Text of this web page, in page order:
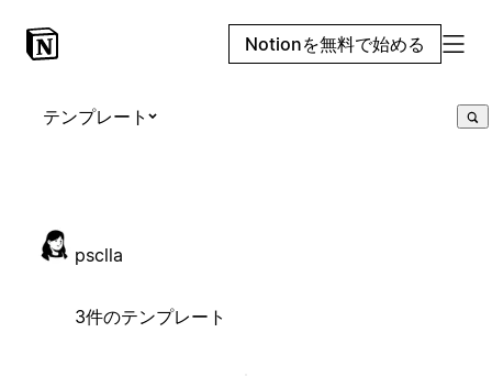
Notionを無料で始める
テンプレート
psclla
3件のテンプレート